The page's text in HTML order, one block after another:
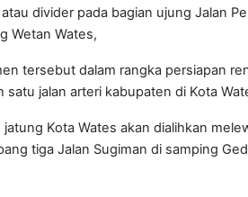
divider pada bagian ujung Jalan
Wetan Wates,
tersebut dalam rangka persiapan
satu jalan arteri kabupaten di Kota
Kota Wates akan dialihkan
tiga Jalan Sugiman di samping